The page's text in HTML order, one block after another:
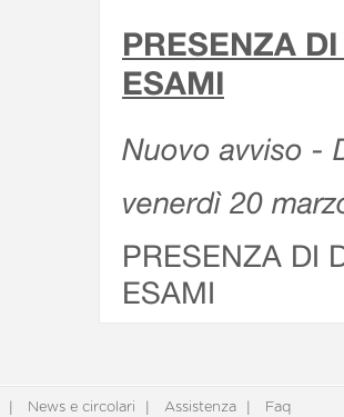
PRESENZA
ESAMI
Nuovo avviso -
venerdì 20
PRESENZA DI
ESAMI
News e circolari Assistenza Faq